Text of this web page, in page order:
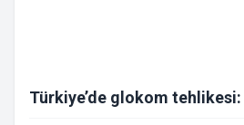
Türkiye’de glokom